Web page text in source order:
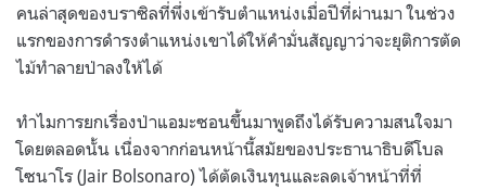
คนล่าสุดของบราซิลที่พึ่งเข้ารับตำแหน่งเมื่อปีที่ผ่านมา ในช่วง
แรกของการดำรงตำแหน่งเขาได้ให้คำมั่นสัญญาว่าจะยุติการตัด
ไม้ทำลายป่าลงให้ได้
ทำไมการยกเรื่องป่าแอมะซอนขึ้นมาพูดถึงได้รับความสนใจมา
โดยตลอดนั้น เนื่องจากก่อนหน้านี้สมัยของประธานาธิบดีโบล
โซนาโร (Jair Bolsonaro) ได้ตัดเงินทุนและลดเจ้าหน้าที่ที่